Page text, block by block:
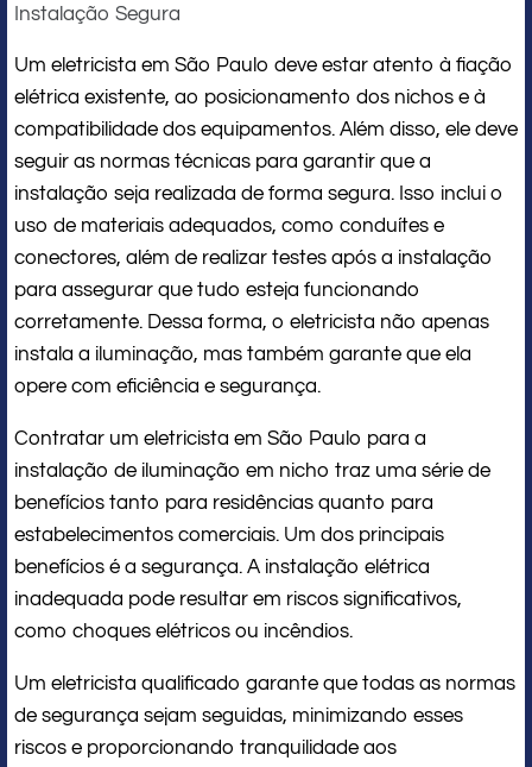
Instalação Segura
Um eletricista em São Paulo deve estar atento à fiação
elétrica existente, ao posicionamento dos nichos e à
compatibilidade dos equipamentos. Além disso, ele deve
seguir as normas técnicas para garantir que a
instalação seja realizada de forma segura. Isso inclui o
uso de materiais adequados, como conduítes e
conectores, além de realizar testes após a instalação
para assegurar que tudo esteja funcionando
corretamente. Dessa forma, o eletricista não apenas
instala a iluminação, mas também garante que ela
opere com eficiência e segurança.
Contratar um eletricista em São Paulo para a
instalação de iluminação em nicho traz uma série de
benefícios tanto para residências quanto para
estabelecimentos comerciais. Um dos principais
benefícios é a segurança. A instalação elétrica
inadequada pode resultar em riscos significativos,
como choques elétricos ou incêndios.
Um eletricista qualificado garante que todas as normas
de segurança sejam seguidas, minimizando esses
riscos e proporcionando tranquilidade aos